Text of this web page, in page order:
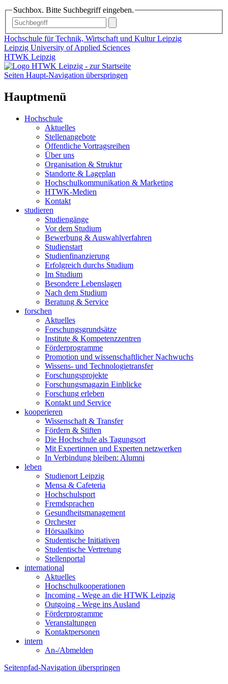
Suchbox. Bitte Suchbegriff eingeben.
Hochschule für Technik, Wirtschaft und Kultur Leipzig
Leipzig University of Applied Sciences
HTWK Leipzig
Seiten Haupt-Navigation überspringen
Hauptmenü
Hochschule
Aktuelles
Stellenangebote
Öffentliche Vortragsreihen
Über uns
Organisation & Struktur
Standorte & Lageplan
Hochschulkommunikation & Marketing
HTWK-Medien
Kontakt
studieren
Studiengänge
Vor dem Studium
Bewerbung & Auswahlverfahren
Studienstart
Studienfinanzierung
Erfolgreich durchs Studium
Im Studium
Besondere Lebenslagen
Nach dem Studium
Beratung & Service
forschen
Aktuelles
Forschungsgrundsätze
Institute & Kompetenzzentren
Förderprogramme
Promotion und wissenschaftlicher Nachwuchs
Wissens- und Technologietransfer
Forschungsprojekte
Forschungsmagazin Einblicke
Forschung erleben
Kontakt und Service
kooperieren
Wissenschaft & Transfer
Fördern & Stiften
Die Hochschule als Tagungsort
Mit Expertinnen und Experten netzwerken
In Verbindung bleiben: Alumni
leben
Studienort Leipzig
Mensa & Cafeteria
Hochschulsport
Fremdsprachen
Gesundheitsmanagement
Orchester
Hörsaalkino
Studentische Initiativen
Studentische Vertretung
Stellenportal
international
Aktuelles
Hochschulkooperationen
Incoming - Wege an die HTWK Leipzig
Outgoing - Wege ins Ausland
Förderprogramme
Veranstaltungen
Kontaktpersonen
intern
An-/Abmelden
Seitenpfad-Navigation überspringen